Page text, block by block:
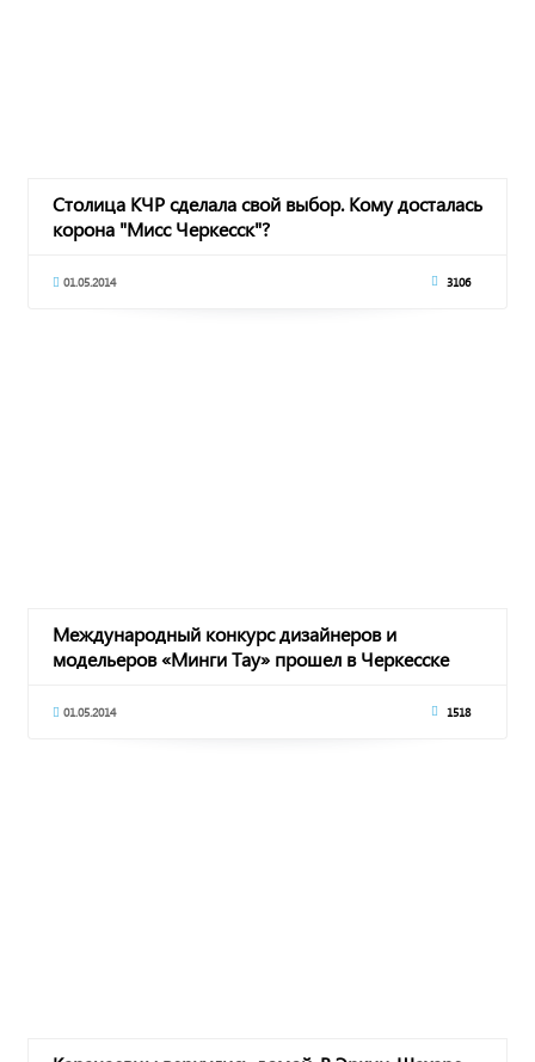
Столица КЧР сделала свой выбор. Кому досталась
корона "Мисс Черкесск"?
01.05.2014 3106
Международный конкурс дизайнеров и
модельеров «Минги Тау» прошел в Черкесске
01.05.2014 1518